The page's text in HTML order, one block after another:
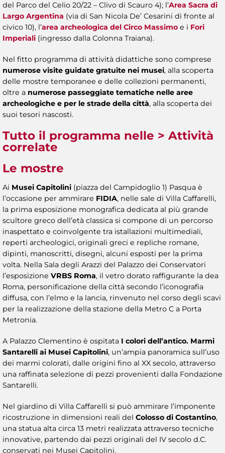
del Parco del Celio 20/22 – Clivo di Scauro 4); l’Area Sacra di
Largo Argentina (via di San Nicola De’ Cesarini di fronte al
civico 10), l’area archeologica del Circo Massimo e i Fori
Imperiali (ingresso dalla Colonna Traiana).
Nel fitto programma di attività didattiche sono comprese
numerose visite guidate gratuite nei musei, alla scoperta
delle mostre temporanee e delle collezioni permanenti,
oltre a numerose passeggiate tematiche nelle aree
archeologiche e per le strade della città, alla scoperta dei
suoi tesori nascosti.
Tutto il programma nelle > Attività
correlate
Le mostre
Ai Musei Capitolini (piazza del Campidoglio 1) Pasqua è
l’occasione per ammirare FIDIA, nelle sale di Villa Caffarelli,
la prima esposizione monografica dedicata al più grande
scultore greco dell’età classica si compone di un percorso
inaspettato e coinvolgente tra istallazioni multimediali,
reperti archeologici, originali greci e repliche romane,
dipinti, manoscritti, disegni, alcuni esposti per la prima
volta. Nella Sala degli Arazzi del Palazzo dei Conservatori
l’esposizione VRBS Roma, il vetro dorato raffigurante la dea
Roma, personificazione della città secondo l’iconografia
diffusa, con l’elmo e la lancia, rinvenuto nel corso degli scavi
per la realizzazione della stazione della Metro C a Porta
Metronia.
A Palazzo Clementino è ospitata I colori dell’antico. Marmi
Santarelli ai Musei Capitolini, un’ampia panoramica sull’uso
dei marmi colorati, dalle origini fino al XX secolo, attraverso
una raffinata selezione di pezzi provenienti dalla Fondazione
Santarelli.
Nel giardino di Villa Caffarelli si può ammirare l’imponente
ricostruzione in dimensioni reali del Colosso di Costantino,
una statua alta circa 13 metri realizzata attraverso tecniche
innovative, partendo dai pezzi originali del IV secolo d.C.
conservati nei Musei Capitolini.